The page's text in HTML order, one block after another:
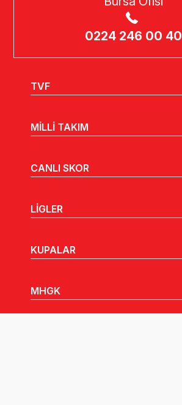
0224 246 00 40
TVF
MİLLİ TAKIM
CANLI SKOR
LİGLER
KUPALAR
MHGK